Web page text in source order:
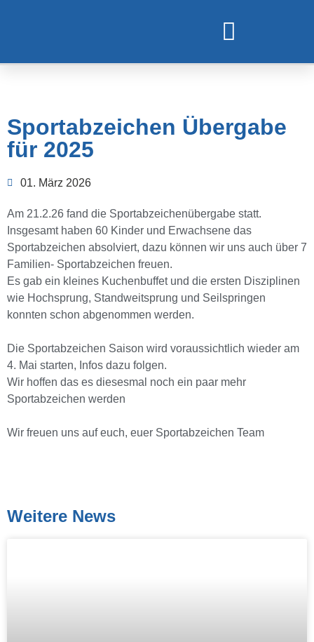
Sportabzeichen Übergabe
für 2025
01. März 2026
Am 21.2.26 fand die Sportabzeichenübergabe statt.
Insgesamt haben 60 Kinder und Erwachsene das
Sportabzeichen absolviert, dazu können wir uns auch über 7
Familien- Sportabzeichen freuen.
Es gab ein kleines Kuchenbuffet und die ersten Disziplinen
wie Hochsprung, Standweitsprung und Seilspringen
konnten schon abgenommen werden.
Die Sportabzeichen Saison wird voraussichtlich wieder am
4. Mai starten, Infos dazu folgen.
Wir hoffen das es diesesmal noch ein paar mehr
Sportabzeichen werden
Wir freuen uns auf euch, euer Sportabzeichen Team
Weitere News